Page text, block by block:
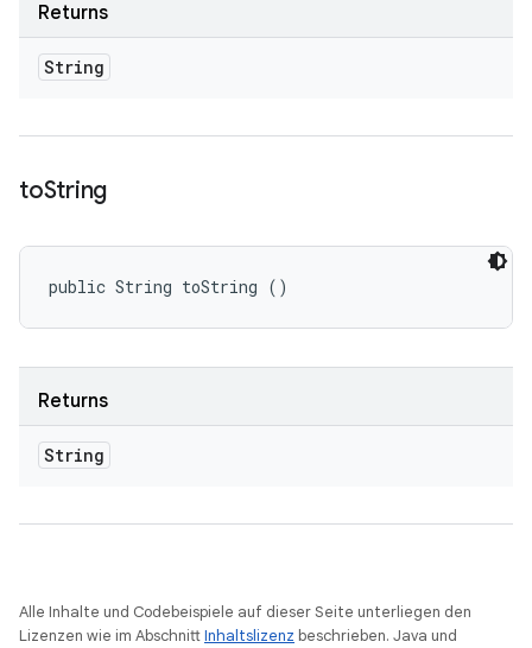
Returns
String
toString
public String toString ()
Returns
String
Alle Inhalte und Codebeispiele auf dieser Seite unterliegen den
Lizenzen wie im AbschnittInhaltslizenz beschrieben. Java und